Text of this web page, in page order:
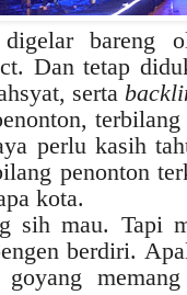
bareng
Dan tetap
serta
perlu kasih
penonton
kota.
sih mau. Tapi
berdiri.
goyang